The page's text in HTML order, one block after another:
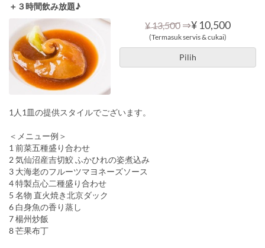
＋３時間飲み放題♪
¥ 13,500 ⇒¥ 10,500
(Termasuk servis & cukai)
Pilih
1人1皿の提供スタイルでございます。
＜メニュー例＞
1 前菜五種盛り合わせ
2 気仙沼産吉切鮫 ふかひれの姿煮込み
3 大海老のフルーツマヨネーズソース
4 特製点心二種盛り合わせ
5 名物 直火焼き北京ダック
6 白身魚の香り蒸し
7 楊州炒飯
8 芒果布丁